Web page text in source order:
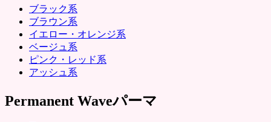
ブラック系
ブラウン系
イエロー・オレンジ系
ベージュ系
ピンク・レッド系
アッシュ系
Permanent Waveパーマ